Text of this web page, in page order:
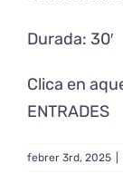
Durada: 30′
Clica en
ENTRADES
febrer 3rd, 2025